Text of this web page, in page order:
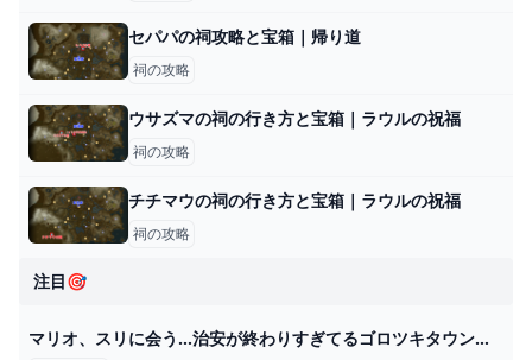
セパパの祠攻略と宝箱｜帰り道
祠の攻略
ウサズマの祠の行き方と宝箱｜ラウルの祝福
祠の攻略
チチマウの祠の行き方と宝箱｜ラウルの祝福
祠の攻略
注目🎯
マリオ、スリに会う…治安が終わりすぎてるゴロツキタウン🥶ｗ【ペーパーマリオRPG リメイク Part2】【女性実況】 - YouTube